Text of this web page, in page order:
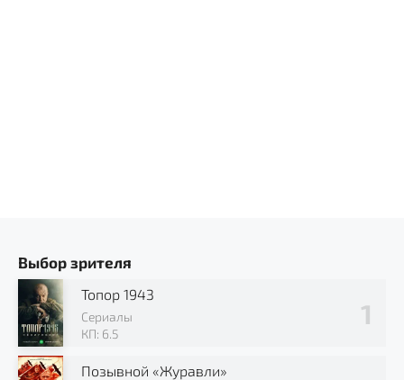
Выбор зрителя
Топор 1943
Сериалы
КП: 6.5
Позывной «Журавли»